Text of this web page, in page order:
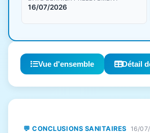
16/07/2026
Vue d'ensemble Détail
💬 CONCLUSIONS SANITAIRES 16/